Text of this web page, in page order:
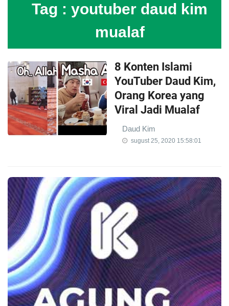
Tag : youtuber daud kim
mualaf
8 Konten Islami
YouTuber Daud Kim,
Orang Korea yang
Viral Jadi Mualaf
Daud Kim
sugust 25, 2020 15:58:01